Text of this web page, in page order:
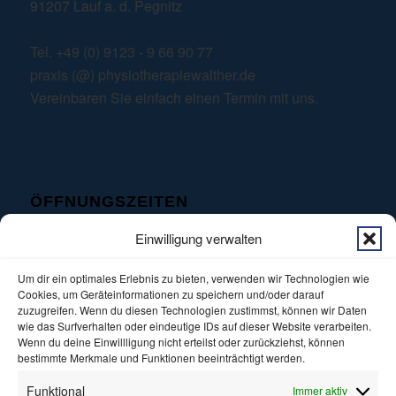
Einwilligung verwalten
Um dir ein optimales Erlebnis zu bieten, verwenden wir Technologien wie
Cookies, um Geräteinformationen zu speichern und/oder darauf
zuzugreifen. Wenn du diesen Technologien zustimmst, können wir Daten
wie das Surfverhalten oder eindeutige IDs auf dieser Website verarbeiten.
Wenn du deine Einwillligung nicht erteilst oder zurückziehst, können
bestimmte Merkmale und Funktionen beeinträchtigt werden.
Funktional Immer aktiv
91207 Lauf a. d. Pegnitz
Tel. +49 (0) 9123 - 9 66 90 77
praxis (@) physiotherapiewalther.de
Vereinbaren Sie einfach einen Termin mit uns.
ÖFFNUNGSZEITEN
16:00 Uhr
Sa – So: geschlossen
RECHTLICHES
Datenschutzerklärung
Impressum